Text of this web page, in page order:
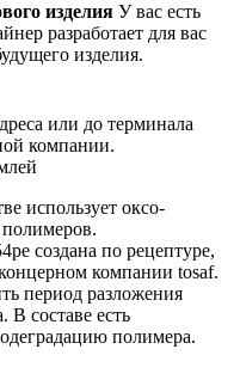
изделия У вас есть
разработает для вас
изделия.
или до терминала
компании.
использует оксо-
создана по рецептуре,
компании tosaf.
период разложения
В составе есть
полимера.